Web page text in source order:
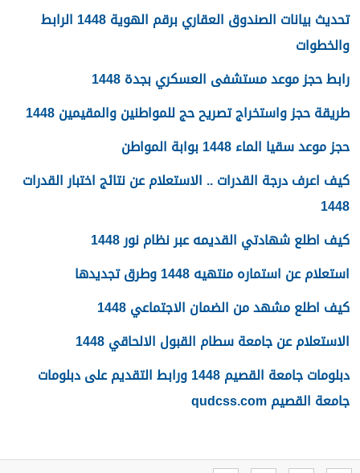
تحديث بيانات الصندوق العقاري برقم الهوية 1448 الرابط
والخطوات
رابط حجز موعد مستشفى العسكري بجدة 1448
طريقة حجز واستخراج تصريح حج للمواطنين والمقيمين 1448
حجز موعد سقيا الماء 1448 بوابة المواطن
كيف اعرف درجة القدرات .. الاستعلام عن نتائج اختبار القدرات
1448
كيف اطلع شهادتي القديمه عبر نظام نور 1448
استعلام عن استماره منتهيه 1448 وطرق تجديدها
كيف اطلع مشهد من الضمان الاجتماعي 1448
الاستعلام عن جامعة سطام القبول الالحاقي 1448
دبلومات جامعة القصيم 1448 ورابط التقديم على دبلومات
جامعة القصيم qudcss.com